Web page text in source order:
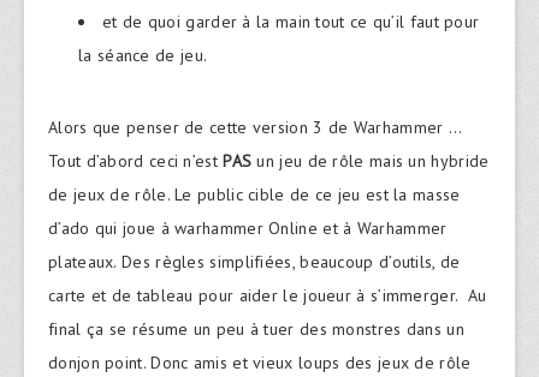
et de quoi garder à la main tout ce qu’il faut pour
la séance de jeu.
Alors que penser de cette version 3 de Warhammer …
Tout d’abord ceci n’estPAS un jeu de rôle mais un hybride
de jeux de rôle. Le public cible de ce jeu est la masse
d’ado qui joue à warhammer Online et à Warhammer
plateaux. Des règles simplifiées, beaucoup d’outils, de
carte et de tableau pour aider le joueur à s’immerger. Au
final ça se résume un peu à tuer des monstres dans un
donjon point. Donc amis et vieux loups des jeux de rôle